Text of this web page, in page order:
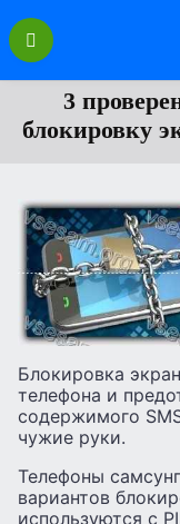
Перейти
содержанию
3
блокировку
Блокировка
телефона и
содержимого
чужие руки.
Телефоны
вариантов
используются с